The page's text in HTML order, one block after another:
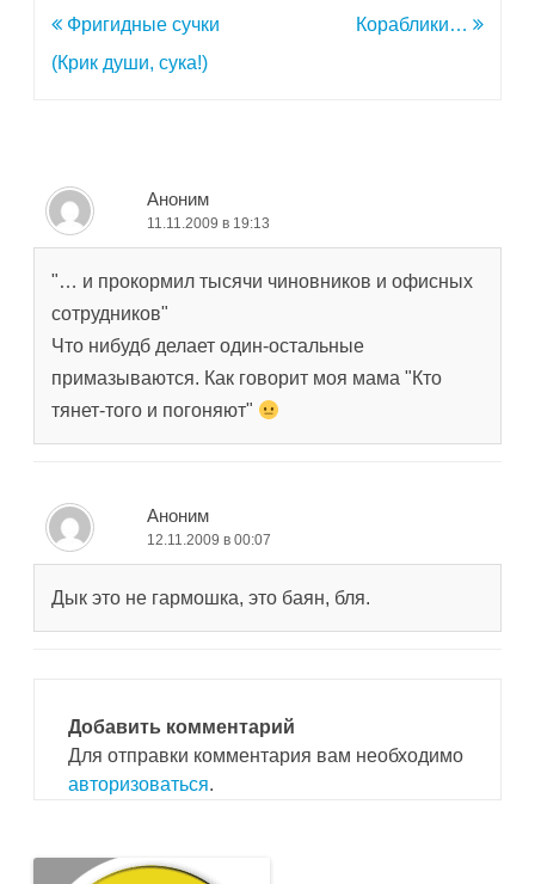
Навигация
по
Фригидные сучки
(Крик души, сука!)
Кораблики…
Аноним
11.11.2009 в 19:13
"… и прокормил тысячи чиновников и офисных
сотрудников"
Что нибудб делает один-остальные
примазываются. Как говорит моя мама "Кто
тянет-того и погоняют"
Аноним
12.11.2009 в 00:07
Дык это не гармошка, это баян, бля.
Добавить комментарий
Для отправки комментария вам необходимо
авторизоваться.